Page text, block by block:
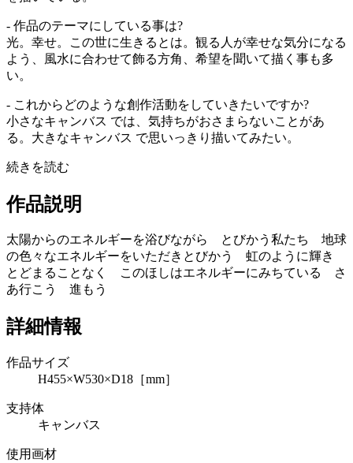
- 作品のテーマにしている事は?
光。幸せ。この世に生きるとは。観る人が幸せな気分になる
よう、風水に合わせて飾る方角、希望を聞いて描く事も多
い。
- これからどのような創作活動をしていきたいですか?
小さなキャンバス では、気持ちがおさまらないことがあ
る。大きなキャンバス で思いっきり描いてみたい。
続きを読む
作品説明
太陽からのエネルギーを浴びながら とびかう私たち 地球
の色々なエネルギーをいただきとびかう 虹のように輝き
とどまることなく このほしはエネルギーにみちている さ
あ行こう 進もう
詳細情報
作品サイズ
H455×W530×D18［mm］
支持体
キャンバス
使用画材